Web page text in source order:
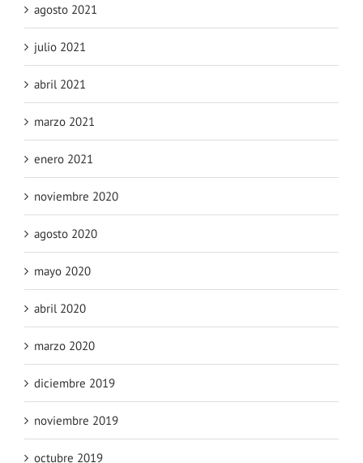
agosto 2021
julio 2021
abril 2021
marzo 2021
enero 2021
noviembre 2020
agosto 2020
mayo 2020
abril 2020
marzo 2020
diciembre 2019
noviembre 2019
octubre 2019